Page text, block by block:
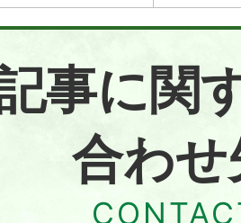
事に関
合わせ